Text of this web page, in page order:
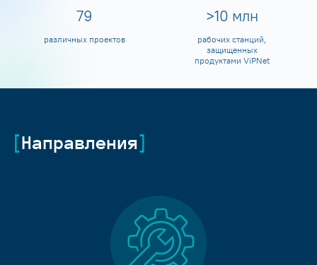
80
различных проектов
>10 млн
рабочих станций,
защищенных
продуктами ViPNet
Направления